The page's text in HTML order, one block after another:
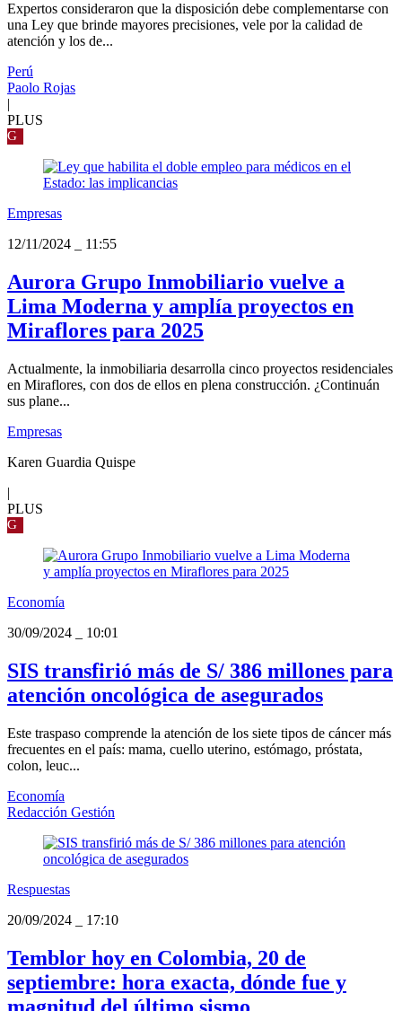
Expertos consideraron que la disposición debe complementarse con
una Ley que brinde mayores precisiones, vele por la calidad de
atención y los de...
Perú
Paolo Rojas
|
PLUS
G
Empresas
12/11/2024
11:55
Aurora Grupo Inmobiliario vuelve a
Lima Moderna y amplía proyectos en
Miraflores para 2025
Actualmente, la inmobiliaria desarrolla cinco proyectos residenciales
en Miraflores, con dos de ellos en plena construcción. ¿Continuán
sus plane...
Empresas
Karen Guardia Quispe
|
PLUS
G
Economía
30/09/2024
10:01
SIS transfirió más de S/ 386 millones para
atención oncológica de asegurados
Este traspaso comprende la atención de los siete tipos de cáncer más
frecuentes en el país: mama, cuello uterino, estómago, próstata,
colon, leuc...
Economía
Redacción Gestión
Respuestas
20/09/2024
17:10
Temblor hoy en Colombia, 20 de
septiembre: hora exacta, dónde fue y
magnitud del último sismo